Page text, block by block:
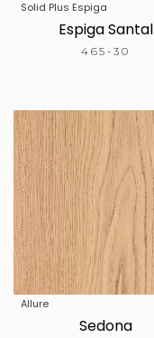
Solid Plus Espiga
Espiga Santal
465-30
Allure
Sedona